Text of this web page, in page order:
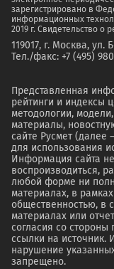
зарегистрировано в
информационных
2019 г. Свидетельство о
119017, г. Москва,
Тел./факс: +7 (495)
Представленная
рейтинги и индексы
методологии,
материалы,
сайте Русмет
для использования
Информация сайта
воспроизводиться,
любой форме ни
материалах, в
общественностью, в
материалах или
согласия со
ссылки на
нарушение
запрещено.